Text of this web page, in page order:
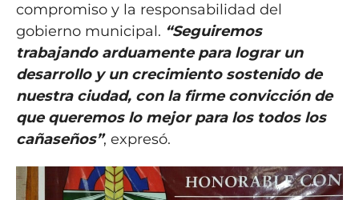
compromiso y la responsabilidad del
gobierno municipal. “Seguiremos
trabajando arduamente para lograr un
desarrollo y un crecimiento sostenido de
nuestra ciudad, con la firme convicción de
que queremos lo mejor para los todos los
cañaseños”, expresó.